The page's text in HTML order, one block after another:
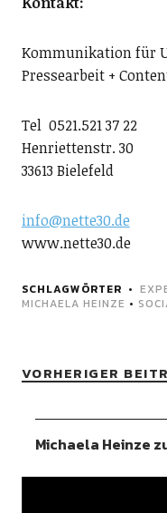
Kommunikation für
Pressearbeit +
Tel 0521.521 37 22
Henriettenstr. 30
33613 Bielefeld
info@nette30.de
www.nette30.de
SCHLAGWÖRTER
MICHAELA HEINZE •
VORHERIGER
Michaela Heinze